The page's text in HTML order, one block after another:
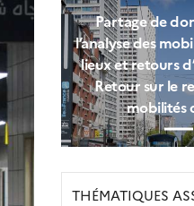
Partage de
l’analyse des
lieux et retours
Retour sur le
mobilités
THÉMATIQUES